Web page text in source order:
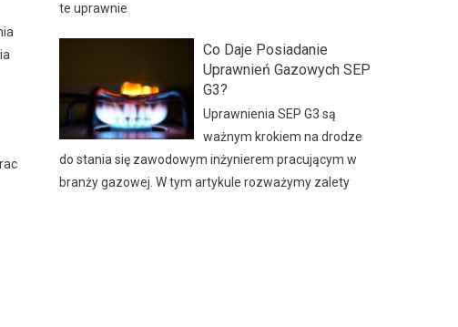
te uprawnie
Co Daje Posiadanie
Uprawnień Gazowych SEP
G3?
Uprawnienia SEP G3 są
ważnym krokiem na drodze
do stania się zawodowym inżynierem pracującym w
branży gazowej. W tym artykule rozważymy zalety